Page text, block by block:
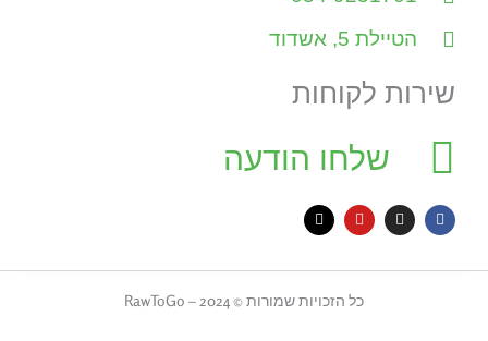
הטיילת 5, אשדוד
שירות לקוחות
שלחו הודעה
F
a
c
b
I
n
s
a
Y
o
u
u
e
X
-
t
i
t
כל הזכויות שמורות © 2024 – RawToGo